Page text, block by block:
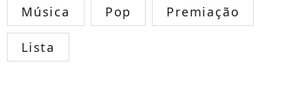
Música Pop Premiação
Lista